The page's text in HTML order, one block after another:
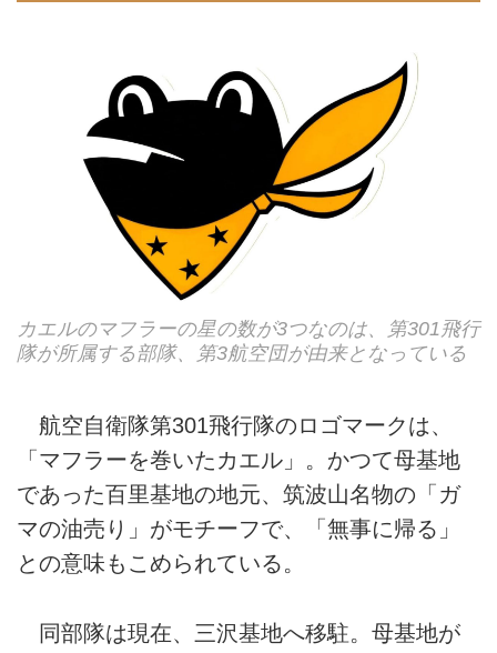
カエルのマフラーの星の数が3つなのは、第301飛行
隊が所属する部隊、第3航空団が由来となっている
航空自衛隊第301飛行隊のロゴマークは、
「マフラーを巻いたカエル」。かつて母基地
であった百里基地の地元、筑波山名物の「ガ
マの油売り」がモチーフで、「無事に帰る」
との意味もこめられている。
同部隊は現在、三沢基地へ移駐。母基地が